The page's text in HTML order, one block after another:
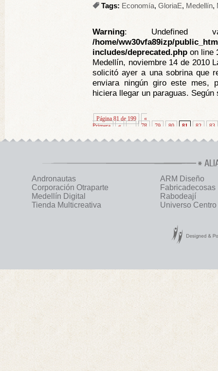
Tags: Economía, GloriaE, Medellín,
Warning: Undefined
/home/ww30vfa89izp/
includes/deprecated.php on line
Medellín, noviembre 14 de 2010
solicitó ayer a una sobrina que
enviara ningún giro este mes,
hiciera llegar un paraguas. Según
Página 81 de 199
«
Primera
« ... 78 79 80 81 82 83
Andronautas
ARM Diseño
Corporación Otraparte
Fabricadecosas
Medellín Digital
Rabodeají
Tienda Multicreativa
Universo Centro